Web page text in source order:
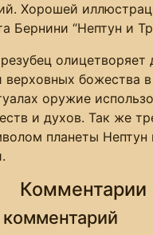
Хорошей
Бернини “Нептун и
олицетворяет
верховных божества
оружие
и духов. Так же
планеты
Комментарии